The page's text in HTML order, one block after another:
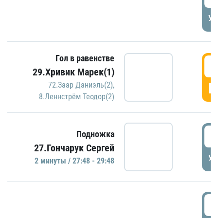
Гол в равенстве
29.Хривик Марек(1)
72.Заар Даниэль(2),
8.Леннстрём Теодор(2)
Подножка
27.Гончарук Сергей
2 минуты / 27:48 - 29:48